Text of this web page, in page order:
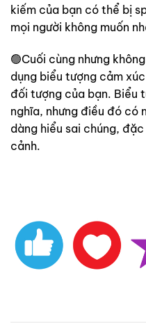
kiếm của bạn có thể bị
mọi người không muốn
🟢Cuối cùng nhưng
dụng biểu tượng cảm
đối tượng của bạn. Biểu
nghĩa, nhưng điều đó có
dàng hiểu sai chúng,
cảnh.